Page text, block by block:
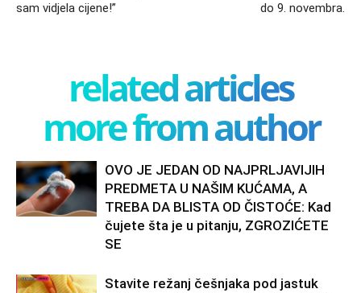
sam vidjela cijene!”
do 9. novembra.
related articles
more from author
OVO JE JEDAN OD NAJPRLJAVIJIH
PREDMETA U NAŠIM KUĆAMA, A
TREBA DA BLISTA OD ČISTOĆE: Kad
čujete šta je u pitanju, ZGROZIĆETE
SE
Stavite režanj češnjaka pod jastuk